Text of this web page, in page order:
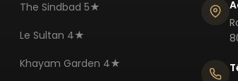
The Sindbad 5★
Le Sultan 4★
Khayam Garden 4★